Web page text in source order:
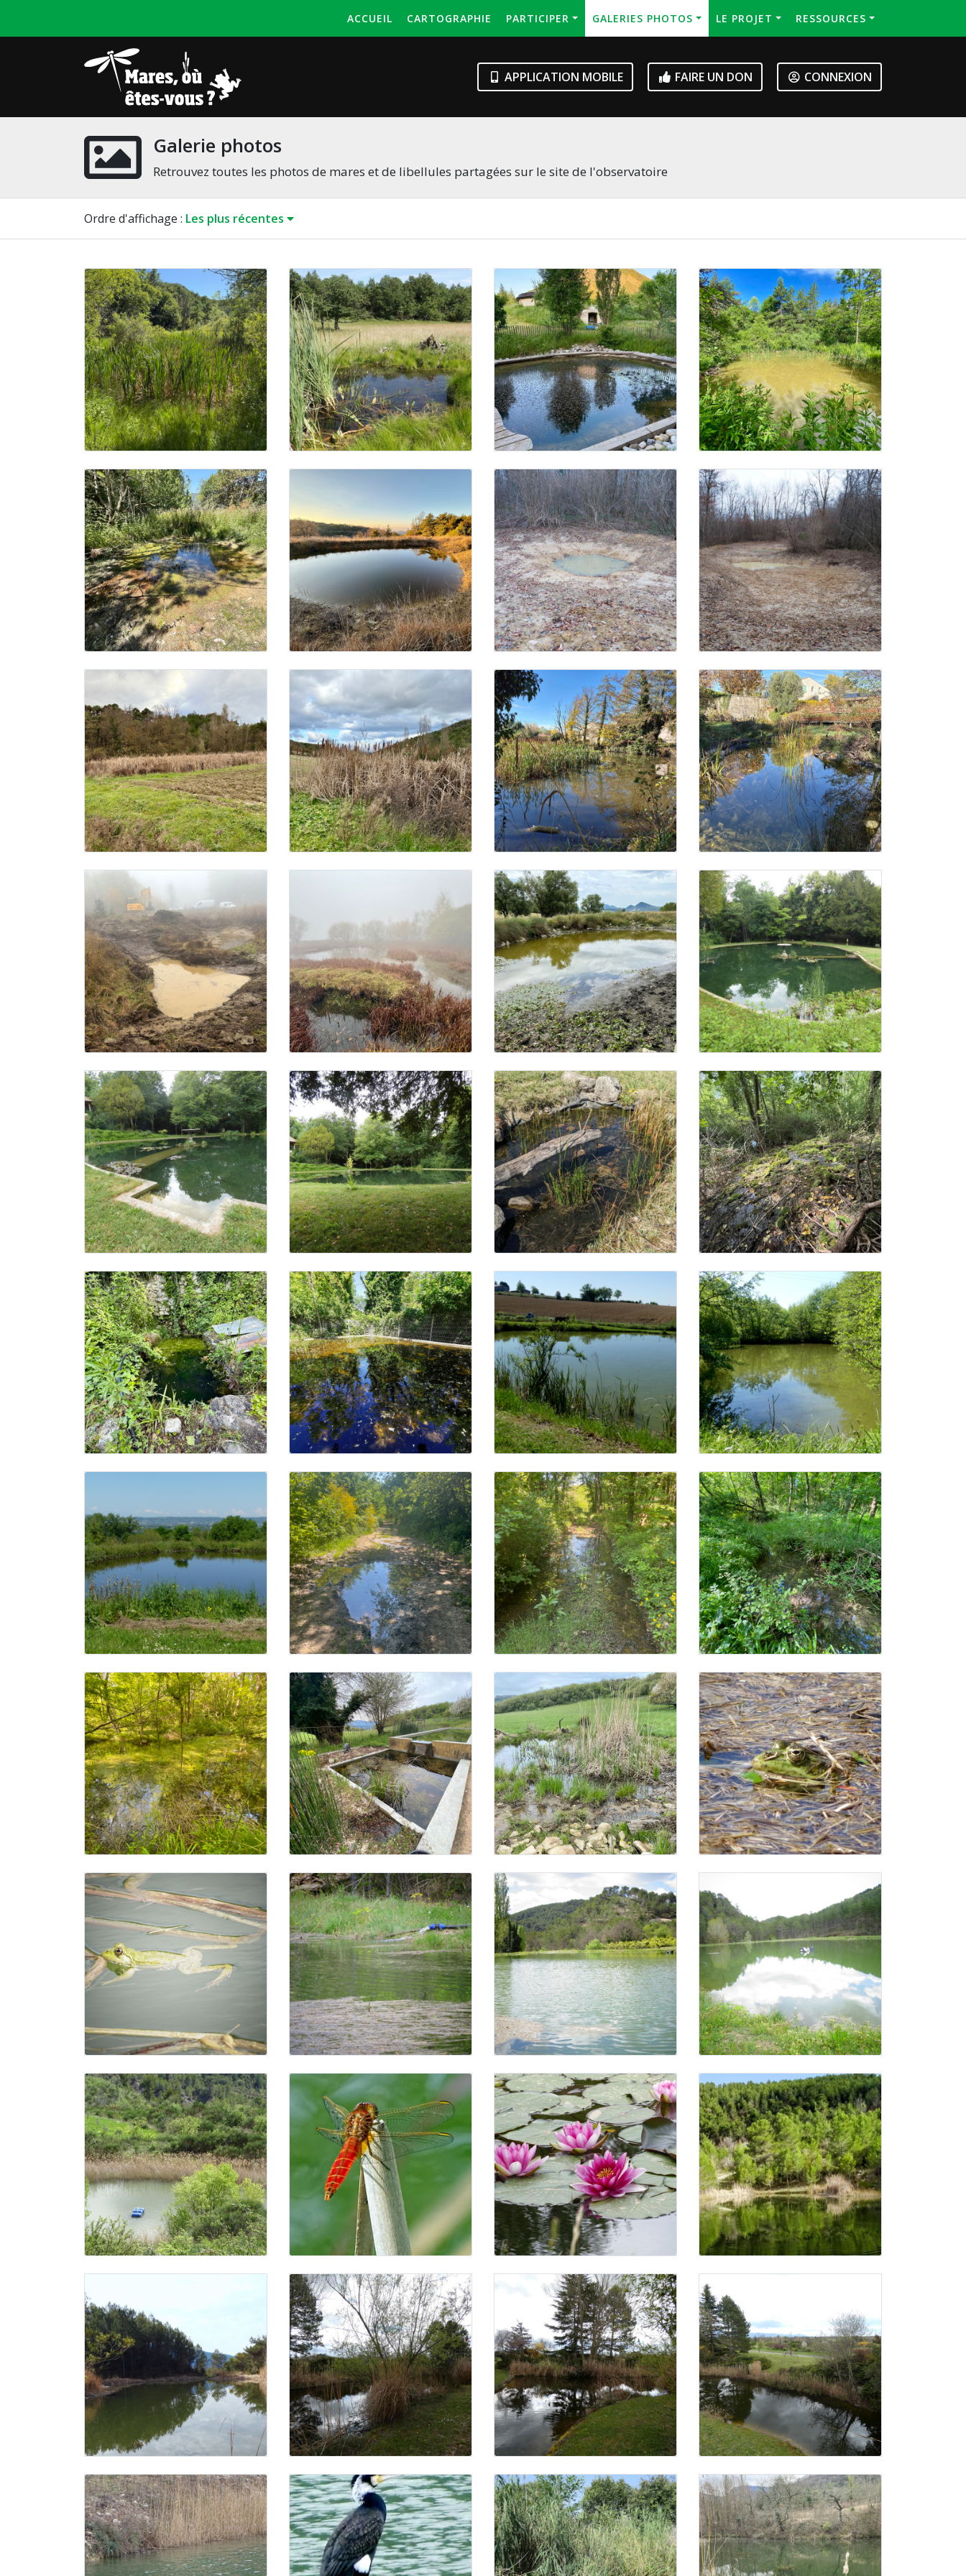
ACCUEIL CARTOGRAPHIE PARTICIPER GALERIES PHOTOS LE PROJET RESSOURCES
APPLICATION MOBILE FAIRE UN DON CONNEXION
Galerie photos
Retrouvez toutes les photos de mares et de libellules partagées sur le site de l'observatoire
Ordre d'affichage : Les plus récentes